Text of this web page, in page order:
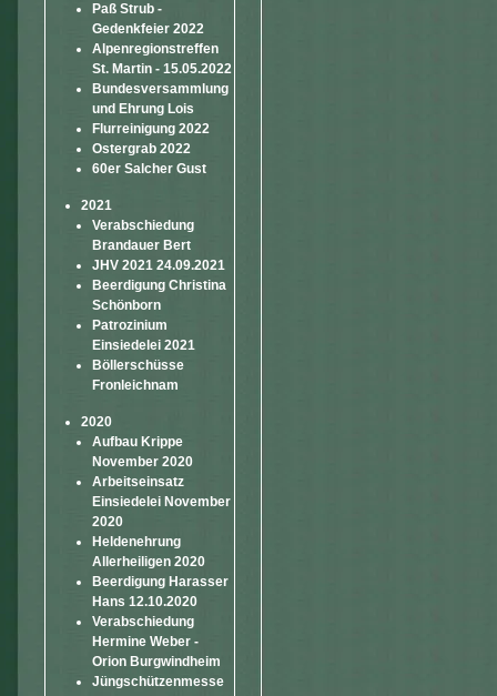
Paß Strub -
Gedenkfeier 2022
Alpenregionstreffen
St. Martin - 15.05.2022
Bundesversammlung
und Ehrung Lois
Flurreinigung 2022
Ostergrab 2022
60er Salcher Gust
2021
Verabschiedung
Brandauer Bert
JHV 2021 24.09.2021
Beerdigung Christina
Schönborn
Patrozinium
Einsiedelei 2021
Böllerschüsse
Fronleichnam
2020
Aufbau Krippe
November 2020
Arbeitseinsatz
Einsiedelei November
2020
Heldenehrung
Allerheiligen 2020
Beerdigung Harasser
Hans 12.10.2020
Verabschiedung
Hermine Weber -
Orion Burgwindheim
Jüngschützenmesse